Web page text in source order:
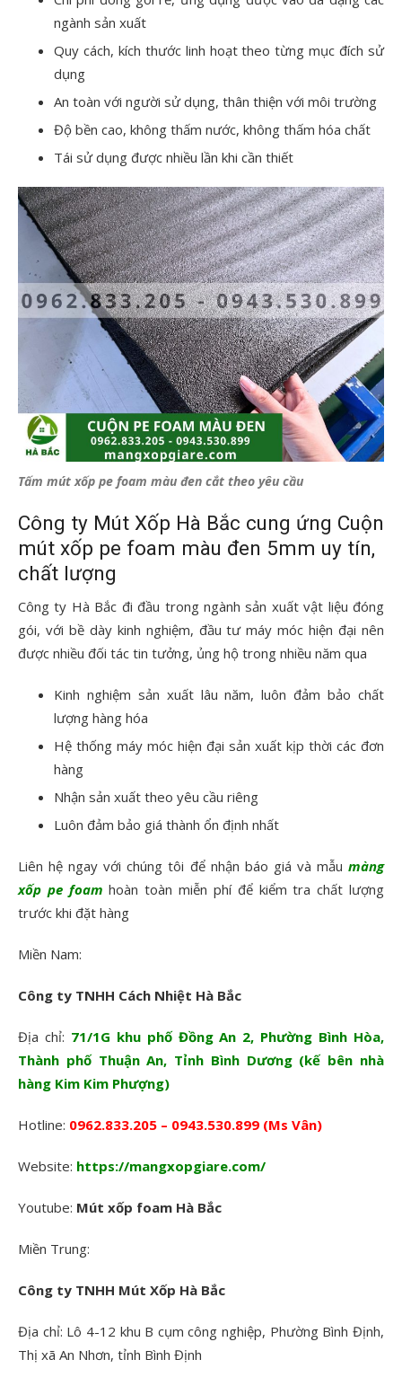
ngành sản xuất
Quy cách, kích thước linh hoạt theo từng mục đích sử
dụng
An toàn với người sử dụng, thân thiện với môi trường
Độ bền cao, không thấm nước, không thấm hóa chất
Tái sử dụng được nhiều lần khi cần thiết
Tấm mút xốp pe foam màu đen cắt theo yêu cầu
Công ty Mút Xốp Hà Bắc cung ứng Cuộn
mút xốp pe foam màu đen 5mm uy tín,
chất lượng
Công ty Hà Bắc đi đầu trong ngành sản xuất vật liệu đóng
gói, với bề dày kinh nghiệm, đầu tư máy móc hiện đại nên
được nhiều đối tác tin tưởng, ủng hộ trong nhiều năm qua
Kinh nghiệm sản xuất lâu năm, luôn đảm bảo chất
lượng hàng hóa
Hệ thống máy móc hiện đại sản xuất kịp thời các đơn
hàng
Nhận sản xuất theo yêu cầu riêng
Luôn đảm bảo giá thành ổn định nhất
Liên hệ ngay với chúng tôi để nhận báo giá và mẫu màng
xốp pe foam hoàn toàn miễn phí để kiểm tra chất lượng
trước khi đặt hàng
Miền Nam:
Công ty TNHH Cách Nhiệt Hà Bắc
Địa chỉ: 71/1G khu phố Đồng An 2, Phường Bình Hòa,
Thành phố Thuận An, Tỉnh Bình Dương (kế bên nhà
hàng Kim Kim Phượng)
Hotline: 0962.833.205 – 0943.530.899 (Ms Vân)
Website: https://mangxopgiare.com/
Youtube: Mút xốp foam Hà Bắc
Miền Trung:
Công ty TNHH Mút Xốp Hà Bắc
Địa chỉ: Lô 4-12 khu B cụm công nghiệp, Phường Bình Định,
Thị xã An Nhơn, tỉnh Bình Định